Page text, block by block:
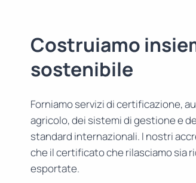
Costruiamo
sostenibile
Forniamo servizi di certificazione,
agricolo, dei sistemi di gestione e
standard internazionali. I nostri
che il certificato che rilasciamo sia
esportate.